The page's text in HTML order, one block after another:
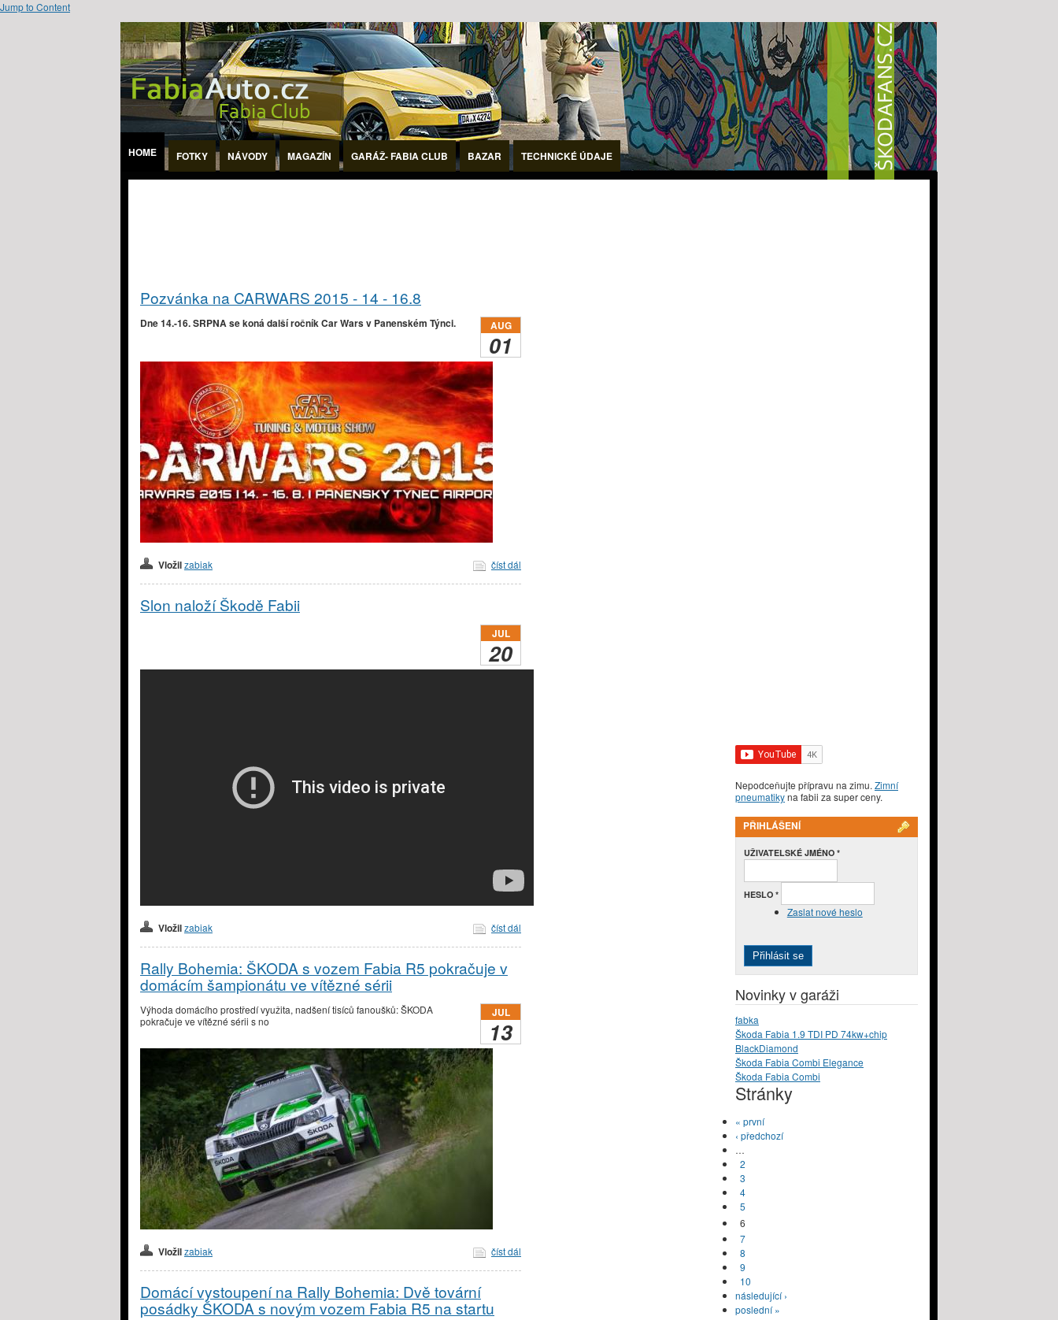
Jump to Content
HOME FOTKY NÁVODY MAGAZÍN GARÁŽ- FABIA CLUB BAZAR TECHNICKÉ ÚDAJE
Pozvánka na CARWARS 2015 - 14 - 16.8
AUG
01
Dne 14.-16. SRPNA se koná další ročník Car Wars v Panenském Týnci.
Vložilzabiak číst dál
Slon naloží Škodě Fabii
JUL
20
Vložilzabiak číst dál
Rally Bohemia: ŠKODA s vozem Fabia R5 pokračuje v
domácím šampionátu ve vítězné sérii
JUL
13
Výhoda domácího prostředí využita, nadšení tisíců fanoušků: ŠKODA
pokračuje ve vítězné sérii s no
Vložilzabiak číst dál
Domácí vystoupení na Rally Bohemia: Dvě tovární
posádky ŠKODA s novým vozem Fabia R5 na startu
Nepodceňujte přípravu na zimu. Zimní
pneumatikyna fabii za super ceny.
PŘIHLÁŠENÍ
UŽIVATELSKÉ JMÉNO *
HESLO *
Zaslat nové heslo
Novinky v garáži
fabka
Škoda Fabia 1.9 TDI PD 74kw+chip
BlackDiamond
Škoda Fabia Combi Elegance
Škoda Fabia Combi
Stránky
« první
‹ předchozí
…
2
3
4
5
6
7
8
9
10
následující ›
poslední »